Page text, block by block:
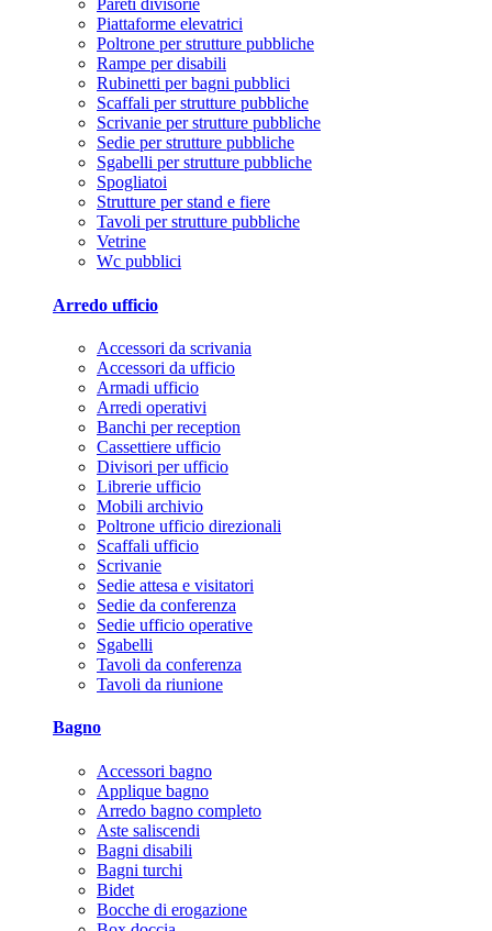
Pareti divisorie
Piattaforme elevatrici
Poltrone per strutture pubbliche
Rampe per disabili
Rubinetti per bagni pubblici
Scaffali per strutture pubbliche
Scrivanie per strutture pubbliche
Sedie per strutture pubbliche
Sgabelli per strutture pubbliche
Spogliatoi
Strutture per stand e fiere
Tavoli per strutture pubbliche
Vetrine
Wc pubblici
Arredo ufficio
Accessori da scrivania
Accessori da ufficio
Armadi ufficio
Arredi operativi
Banchi per reception
Cassettiere ufficio
Divisori per ufficio
Librerie ufficio
Mobili archivio
Poltrone ufficio direzionali
Scaffali ufficio
Scrivanie
Sedie attesa e visitatori
Sedie da conferenza
Sedie ufficio operative
Sgabelli
Tavoli da conferenza
Tavoli da riunione
Bagno
Accessori bagno
Applique bagno
Arredo bagno completo
Aste saliscendi
Bagni disabili
Bagni turchi
Bidet
Bocche di erogazione